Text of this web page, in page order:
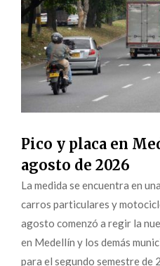
Pico y placa en
agosto de 2026
La medida se encuentra en
carros particulares y
agosto comenzó a regir la
en Medellín y los demás
para el segundo semestre de